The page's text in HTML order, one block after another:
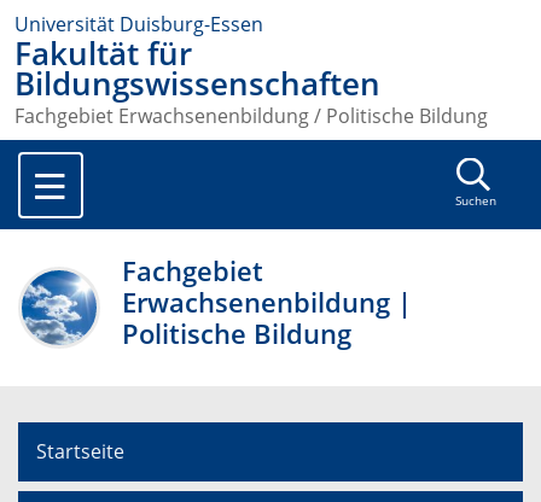
Universität Duisburg-Essen
Fakultät für
Bildungswissenschaften
Fachgebiet Erwachsenenbildung / Politische Bildung
Suchen
Fachgebiet
Erwachsenenbildung |
Politische Bildung
Startseite